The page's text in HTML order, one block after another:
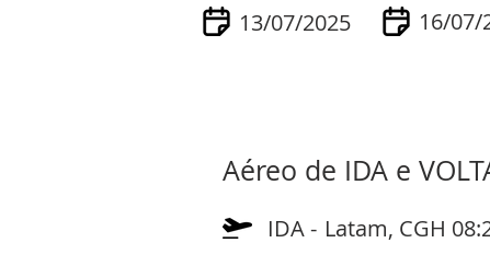
13/07/2025 16/07/
Aéreo de IDA e
IDA - Latam, CGH